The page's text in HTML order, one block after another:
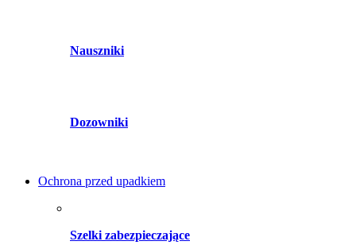
Nauszniki
Dozowniki
Ochrona przed upadkiem
Szelki zabezpieczające